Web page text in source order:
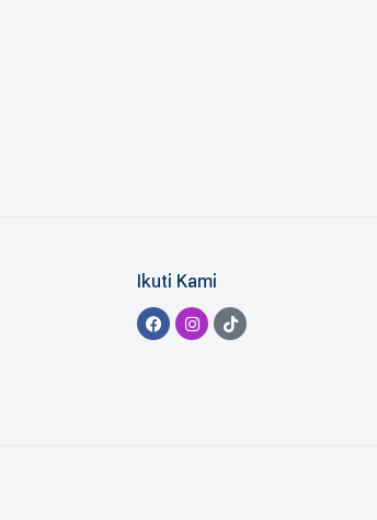
Ikuti Kami